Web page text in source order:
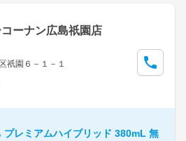
ーナン広島祇園店
祇園６－１－１
プレミアムハイブリッド 380mL 無